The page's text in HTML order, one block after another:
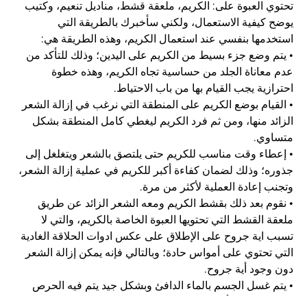
تحتوي العبوة على: الكريم، ملعقة قشط، مناديل تنعيم، وكتيب
يوضح كيفية الاستعمال، ولكني سأخبرك بالطريقة التي
استخدمها بنفسي عند استعمال الكريم، وهذه الطريقة هي:
• يتم وضع جزء بسيط من الكريم على اليدين؛ وذلك للتأكد من
عدم معاناة الجلد من حساسية تجاه الكريم، وهذه خطوة
احترازية يجب القيام بها من باب الاحتياط.
• القيام بوضع الكريم على المنطقة التي نرغب في إزالة الشعر
الزائد منها، ومن ثم فرد الكريم ليغطي كامل المنطقة بشكل
متساوي.
• إعطاء وقت مناسب للكريم حتى يلتصق بالشعر ويتغلغل إلى
جذوره؛ وذلك لضمان كفاءة أكبر للكريم في عملية إزالة الشعر،
وتجنب إعادة العملية لأكثر من مرة.
• نقوم بعد ذلك بقشط الكريم ومعه الشعر الزائد عن طريق
ملعقة القشط التي تحتويها العبوة الخاصة بالكريم، والتي لا
تسبب اية جروح على الإطلاق على عكس ادوات الحلاقة الغادية
التي تحتوي على أمواس حادة؛ وبالتالي فإنه يمكن إزالة الشعر
دون وجود أية جروح.
• يتم غسل الجسم بالماء الدافئ وبشكل جيد يتم فيه الحرص